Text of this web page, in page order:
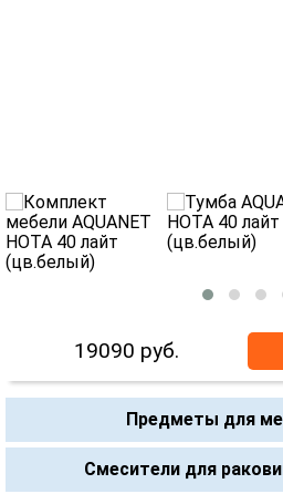
19090 руб.
Предметы для
Смесители для